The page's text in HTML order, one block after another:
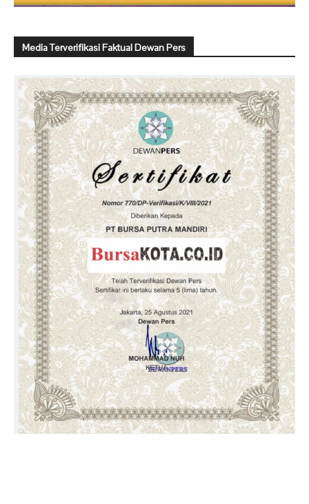
Media Terverifikasi Faktual Dewan Pers